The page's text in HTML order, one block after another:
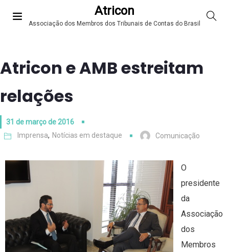
Atricon
Associação dos Membros dos Tribunais de Contas do Brasil
Atricon e AMB estreitam
relações
31 de março de 2016
Imprensa, Notícias em destaque Comunicação
O
presidente
da
Associação
dos
Membros